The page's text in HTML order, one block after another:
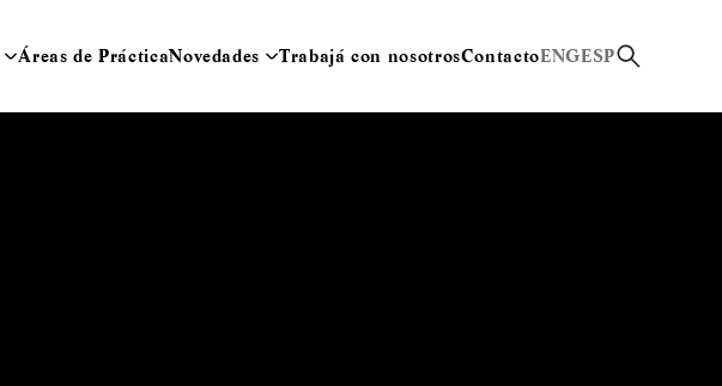
Áreas de PrácticaNovedades Trabajá con nosotrosContactoENGESP